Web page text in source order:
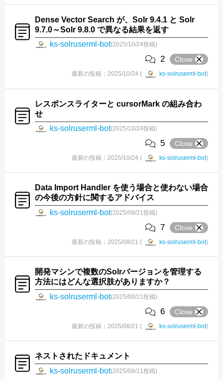
Dense Vector Search が、Solr 9.4.1 と Solr
9.7.0～Solr 9.8.0 で異なる結果を返す
ks-solruserml-bot(2025/10/24投稿)
2 Close
最新の投稿：2025/10/24 ( ks-solruserml-bot)
レスポンスライターと cursorMark の組み合わ
せ
ks-solruserml-bot(2025/10/24投稿)
5 Close
最新の投稿：2025/10/24 ( ks-solruserml-bot)
Data Import Handler を使う場合と使わない場合
の今後の方針に関するアドバイス
ks-solruserml-bot(2025/08/21投稿)
7 Close
最新の投稿：2025/08/21 ( ks-solruserml-bot)
開発マシンで複数のSolrバージョンを管理する
方法にはどんな選択肢がありますか？
ks-solruserml-bot(2025/08/21投稿)
6 Close
最新の投稿：2025/08/21 ( ks-solruserml-bot)
ネストされたドキュメント
ks-solruserml-bot(2025/08/21投稿)